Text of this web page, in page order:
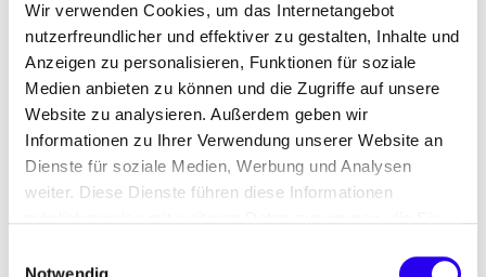
Wir verwenden Cookies, um das Internetangebot
nutzerfreundlicher und effektiver zu gestalten, Inhalte und
Anzeigen zu personalisieren, Funktionen für soziale
Medien anbieten zu können und die Zugriffe auf unsere
Website zu analysieren. Außerdem geben wir
Informationen zu Ihrer Verwendung unserer Website an
Dienste für soziale Medien, Werbung und Analysen
weiter. Diese Dienste führen diese Informationen
Nutzung der Dienste gesammelt haben.
Notwendig
nachhaltigen Schwerlastverkehr auf der Straße
aktiv mitgestalten wollen.“
Oliver Luksic, parlamentarischer Staatssekretär
und Koordinator der Bundesregierung für
Güterverkehr und Logistik: „Zur Dekarbonisierung
des Güterverkehrs brauchen wir neben dem
den Infrastrukturausbau für Nutzfahrzeuge. Es ist